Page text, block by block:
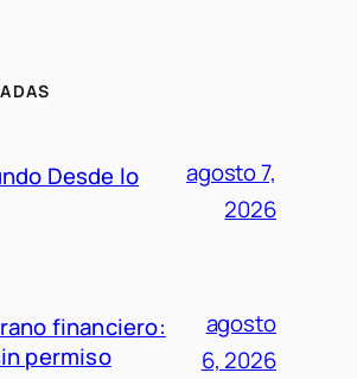
Desde lo
agosto 7,
2026
financiero:
permiso
agosto
6, 2026